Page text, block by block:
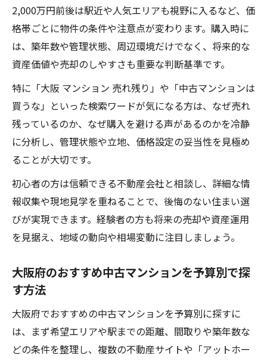
2,000万円前後は駅近や人気エリアも視野に入るなど、価
格帯ごとに物件の条件や注意点が変わります。購入時に
は、築年数や管理状態、周辺環境だけでなく、将来的な
資産価値や売却のしやすさも重要な判断基準です。
特に「大阪 マンション 売れ残り」や「中古マンションは
買うな」といった検索ワードが気になる方は、なぜ売れ
残っているのか、なぜ購入を避ける声があるのかを冷静
に分析し、管理状態や立地、価格設定の妥当性を見極め
ることが大切です。
初心者の方は信頼できる不動産会社と相談し、詳細な情
報収集や現地見学を重ねることで、後悔のない住まい選
びが実現できます。経験者の方も将来の売却や資産運用
を見据え、地域の動向や相場変動に注目しましょう。
大阪府のおすすめ中古マンションを予算別で探
す方法
大阪府でおすすめの中古マンションを予算別に探すに
は、まず希望エリアや駅までの距離、間取りや築年数な
どの条件を整理し、複数の不動産サイトや「アットホー